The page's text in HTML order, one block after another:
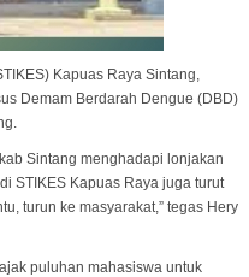
Kapuas Raya Sintang,
Demam Berdarah Dengue (DBD)
Sintang menghadapi lonjakan
STIKES Kapuas Raya juga turut
turun ke masyarakat,” tegas Hery
puluhan mahasiswa untuk